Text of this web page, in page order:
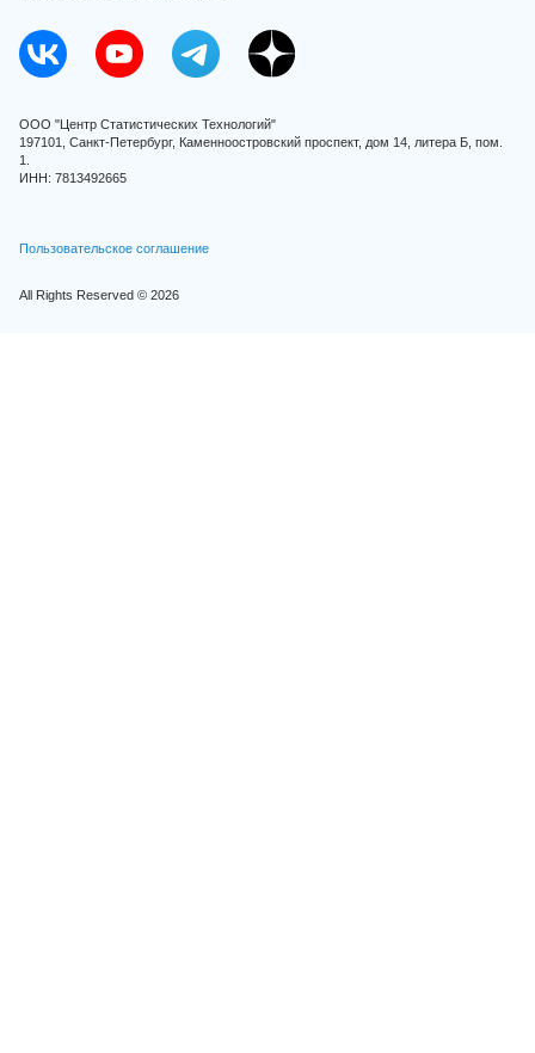
ООО "Центр Статистических Технологий"
197101, Санкт-Петербург, Каменноостровский проспект, дом 14, литера Б, пом.
1.
ИНН: 7813492665
Пользовательское соглашение
All Rights Reserved © 2026